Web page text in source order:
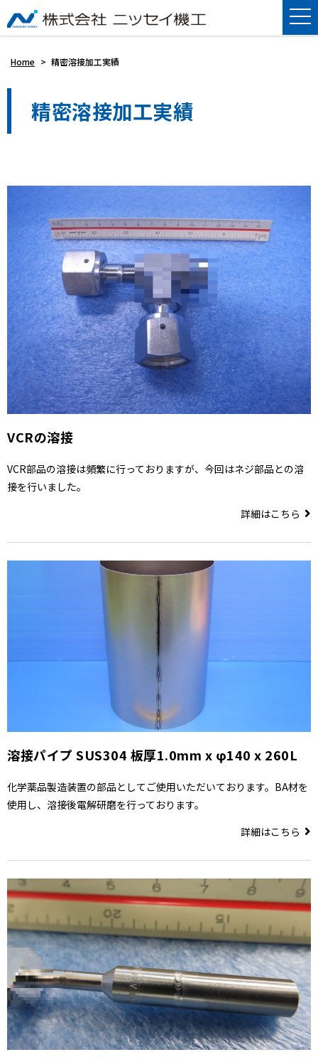
Home > 精密溶接加工実績
精密溶接加工実績
VCRの溶接
VCR部品の溶接は頻繁に行っておりますが、今回はネジ部品との溶
接を行いました。
詳細はこちら
溶接パイプ SUS304 板厚1.0mm x φ140 x 260L
化学薬品製造装置の部品としてご使用いただいております。BA材を
使用し、溶接後電解研磨を行っております。
詳細はこちら